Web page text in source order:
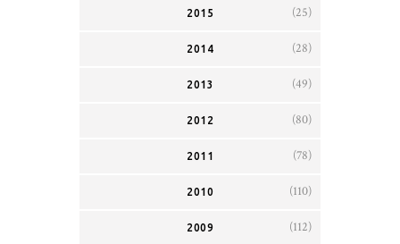
2015 (25)
2014 (28)
2013 (49)
2012 (80)
2011 (78)
2010 (110)
2009 (112)